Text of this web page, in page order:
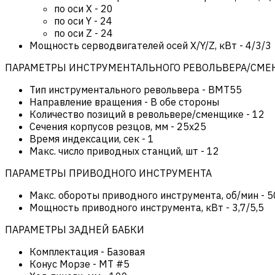
по оси Х - 20
по оси Y - 24
по оси Z - 24
Мощность серводвигателей осей X/Y/Z, кВт - 4/3/3
ПАРАМЕТРЫ ИНСТРУМЕНТАЛЬНОГО РЕВОЛЬВЕРА/
Тип инструментального револьвера - BMT55
Направление вращения - В обе стороны
Количество позиций в револьвере/сменщике - 12
Сечения корпусов резцов, мм - 25х25
Время индексации, сек - 1
Макс. число приводных станций, шт - 12
ПАРАМЕТРЫ ПРИВОДНОГО ИНСТРУМЕНТА
Макс. обороты приводного инструмента, об/мин -
Мощность приводного инструмента, кВт - 3,7/5,5
ПАРАМЕТРЫ ЗАДНЕЙ БАБКИ
Комплектация - Базовая
Конус Морзе - MT #5